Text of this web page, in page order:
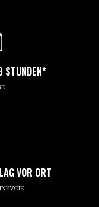
STUNDEN*
VOR ORT